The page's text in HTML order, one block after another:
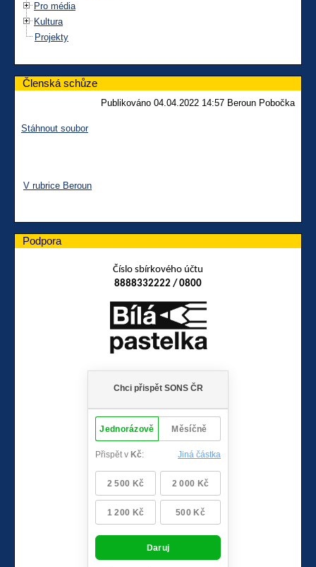
Pro média
Kultura
Projekty
Členská schůze
Publikováno 04.04.2022 14:57 Beroun Pobočka
Stáhnout soubor
V rubrice Beroun
Podpora
Číslo sbírkového účtu
8888332222 / 0800